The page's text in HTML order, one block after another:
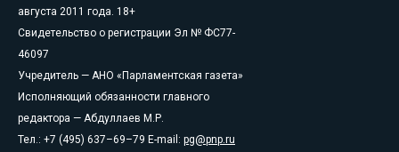
августа 2011 года. 18+
Свидетельство о регистрации Эл № ФС77-
46097
Учредитель — АНО «Парламентская газета»
Исполняющий обязанности главного
редактора — Абдуллаев М.Р.
Тел.: +7 (495) 637–69–79 E-mail: pg@pnp.ru